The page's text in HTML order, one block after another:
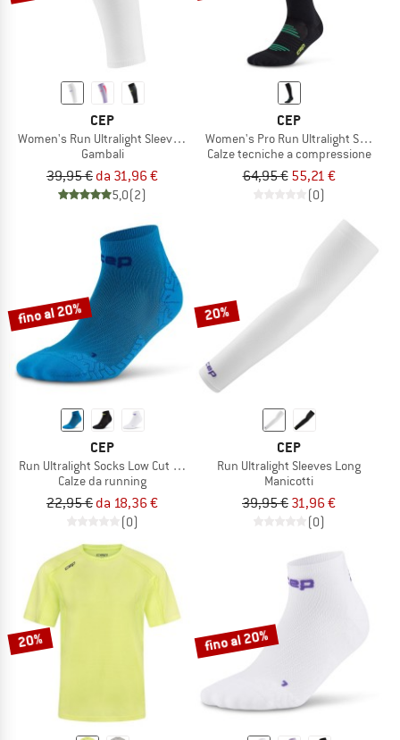
CEP
Women's Run Ultralight Sleeves Calf 4.0
Gambali
39,95 € da 31,96 €
5,0(2)
CEP
Women's Pro Run Ultralight Socks
Calze tecniche a compressione
64,95 € 55,21 €
(0)
fino al 20%
CEP
Run Ultralight Socks Low Cut 4.0
Calze da running
22,95 € da 18,36 €
(0)
20%
CEP
Run Ultralight Sleeves Long
Manicotti
39,95 € 31,96 €
(0)
20% fino al 20%